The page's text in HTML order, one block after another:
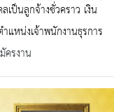
เป็นลูกจ้างชั่วคราว เงิน
หน่งเจ้าพนักงานธุรการ
รงาน